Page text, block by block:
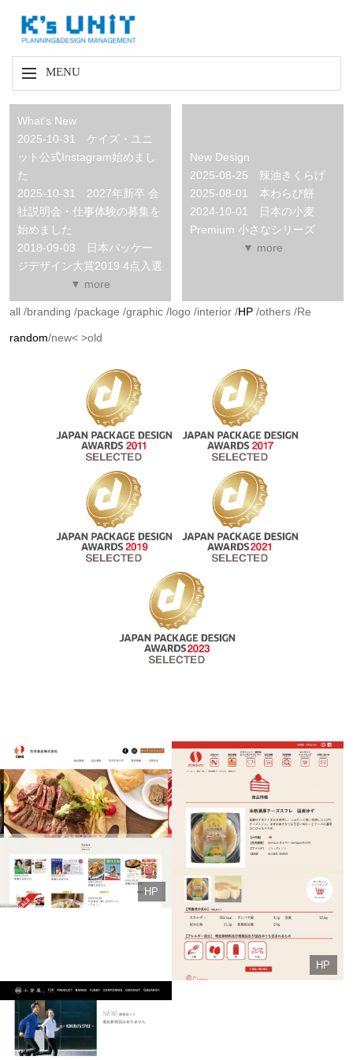
MENU
What's New
2025-10-31 ケイズ・ユニ
ット公式Instagram始めまし
た
2025-10-31 2027年新卒 会
社説明会・仕事体験の募集を
始めました
2018-09-03 日本パッケー
ジデザイン大賞2019 4点入選
▼ more
New Design
2025-08-25 辣油きくらげ
2025-08-01 本わらび餅
2024-10-01 日本の小麦
Premium 小さなシリーズ
▼ more
all /branding /package /graphic /logo /interior /HP /others /Re
random/new< >old
HP
HP